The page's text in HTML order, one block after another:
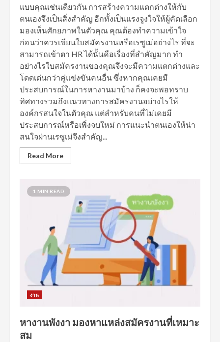
แบบคุณเช่นเดียวกัน การสร้างความแตกต่างให้กับ
ตนเองจึงเป็นสิ่งสำคัญ อีกทั้งเป็นแรงจูงใจให้ผู้คัดเลือก
มองเห็นศักยภาพในตัวคุณ คุณต้องทำความเข้าใจ
ก่อนว่าควรเขียนใบสมัครงานหรือเรซูเม่อย่างไร ที่จะ
สามารถเข้าตา HR ได้นั้นคือเรื่องที่สำคัญมาก ทำ
อย่างไรใบสมัครงานของคุณจึงจะมีความแตกต่างและ
โดดเด่นกว่าคู่แข่งขันคนอื่น ซึ่งหากคุณเคยมี
ประสบการณ์ในการหางานมาบ้าง ก็คงจะพอทราบ
ทิศทางรวมถึงแนวทางการสมัครงานอย่างไรให้
องค์กรสนใจในตัวคุณ แต่สำหรับคนที่ไม่เคยมี
ประสบการณ์หรือเพิ่งจบใหม่ การแนะนำตนเองให้น่า
สนใจผ่านเรซูเม่จึงสำคัญ...
Read More
1 MIN READ
งาน
หางานพังงา มองหาแหล่งสมัครงานที่เหมาะ
สม